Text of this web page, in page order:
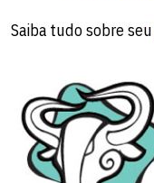
Saiba tudo sobre seu